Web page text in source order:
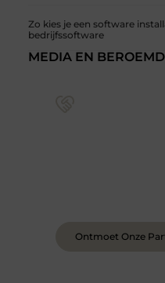
Zo kies je een software
bedrijfssoftware
MEDIA EN
Ontmoet Onze